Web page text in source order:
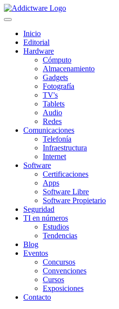
Inicio
Editorial
Hardware
Cómputo
Almacenamiento
Gadgets
Fotografía
TV's
Tablets
Audio
Redes
Comunicaciones
Telefonía
Infraestructura
Internet
Software
Certificaciones
Apps
Software Libre
Software Propietario
Seguridad
TI en números
Estudios
Tendencias
Blog
Eventos
Concursos
Convenciones
Cursos
Exposiciones
Contacto